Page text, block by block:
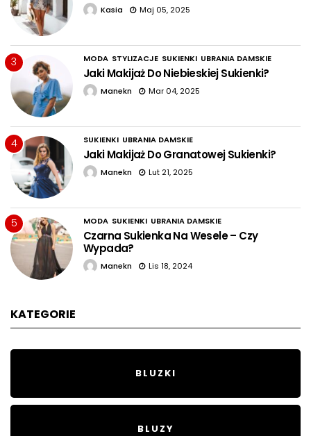
Kasia Maj 05, 2025
3 MODA STYLIZACJE SUKIENKI UBRANIA DAMSKIE
Jaki Makijaż Do Niebieskiej Sukienki?
Manekn Mar 04, 2025
4 SUKIENKI UBRANIA DAMSKIE
Jaki Makijaż Do Granatowej Sukienki?
Manekn Lut 21, 2025
5 MODA SUKIENKI UBRANIA DAMSKIE
Czarna Sukienka Na Wesele – Czy
Wypada?
Manekn Lis 18, 2024
KATEGORIE
BLUZKI
BLUZY